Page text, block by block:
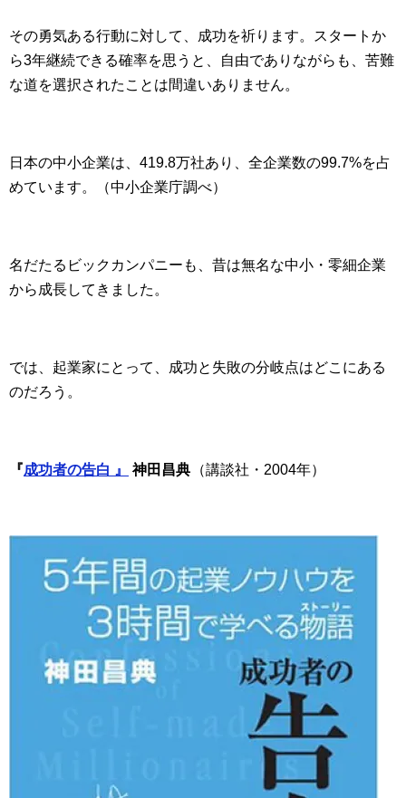
その勇気ある行動に対して、成功を祈ります。スタートか
ら3年継続できる確率を思うと、自由でありながらも、苦難
な道を選択されたことは間違いありません。
日本の中小企業は、419.8万社あり、全企業数の99.7%を占
めています。（中小企業庁調べ）
名だたるビックカンパニーも、昔は無名な中小・零細企業
から成長してきました。
では、起業家にとって、成功と失敗の分岐点はどこにある
のだろう。
『成功者の告白 』 神田昌典 （講談社・2004年）